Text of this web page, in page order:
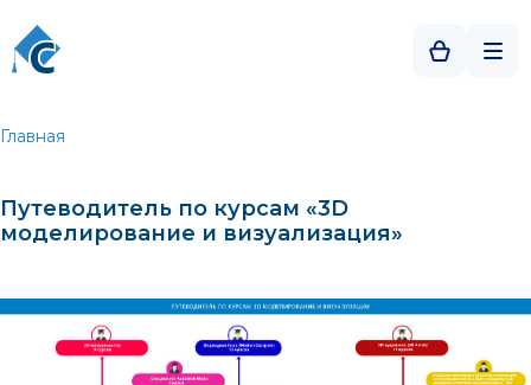
Главная
Путеводитель по курсам «3D
моделирование и визуализация»